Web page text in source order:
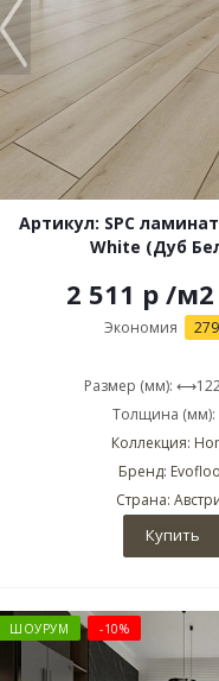
Артикул: SPC
White (Дуб
2 511 р /м2
Экономия
Размер (мм):
Толщина (мм):
Коллекция:
Бренд:
Страна:
Купить
ШОУРУМ -10%